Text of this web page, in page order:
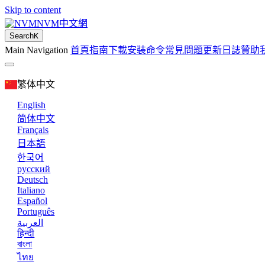
Skip to content
NVM中文網
SearchK
Main Navigation 首頁指南下載安裝命令常見問題更新日誌贊助
繁体中文
English
简体中文
Français
日本語
한국어
русский
Deutsch
Italiano
Español
Português
العربية
हिन्दी
বাংলা
ไทย